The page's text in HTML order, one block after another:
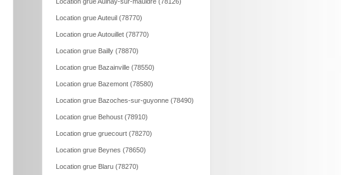
Location grue Aulnay-sur-mauldre (78126)
Location grue Auteuil (78770)
Location grue Autouillet (78770)
Location grue Bailly (78870)
Location grue Bazainville (78550)
Location grue Bazemont (78580)
Location grue Bazoches-sur-guyonne (78490)
Location grue Behoust (78910)
Location grue gruecourt (78270)
Location grue Beynes (78650)
Location grue Blaru (78270)